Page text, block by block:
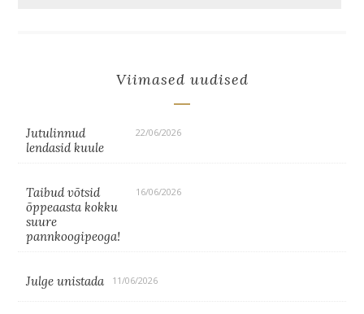
Viimased uudised
Jutulinnud
lendasid kuule
22/06/2026
Taibud võtsid
õppeaasta kokku
suure
pannkoogipeoga!
16/06/2026
Julge unistada 11/06/2026